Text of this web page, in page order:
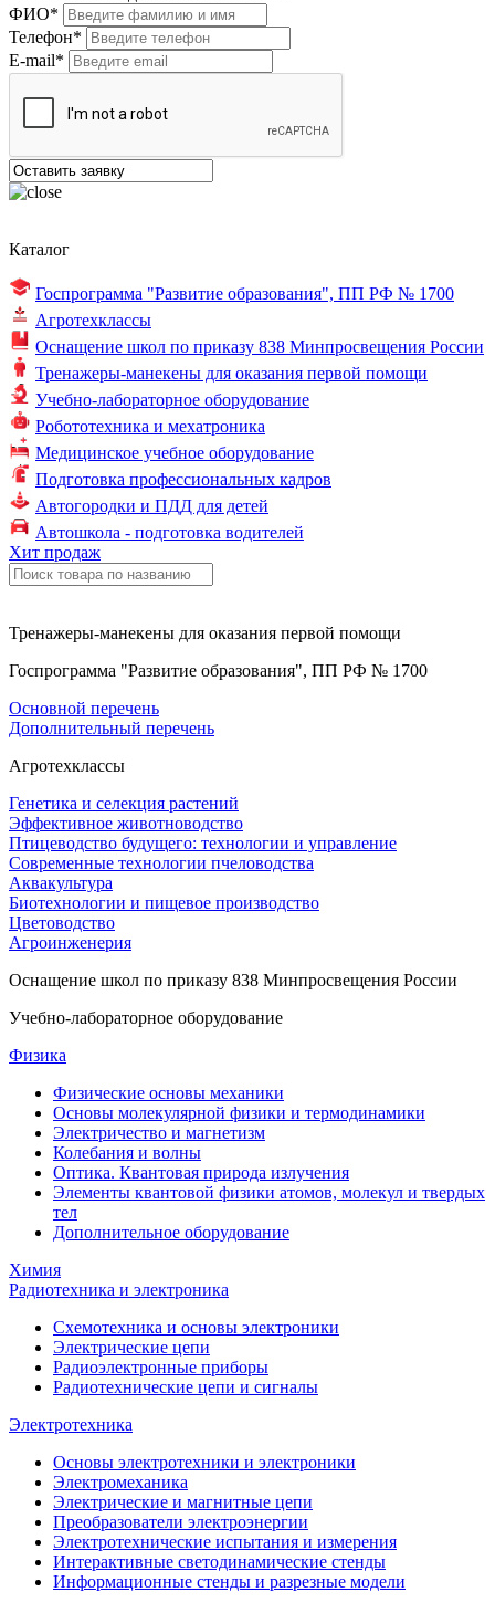
ФИО*
Телефон*
E-mail*
Каталог
Госпрограмма "Развитие образования", ПП РФ № 1700
Агротехклассы
Оснащение школ по приказу 838 Минпросвещения России
Тренажеры-манекены для оказания первой помощи
Учебно-лабораторное оборудование
Робототехника и мехатроника
Медицинское учебное оборудование
Подготовка профессиональных кадров
Автогородки и ПДД для детей
Автошкола - подготовка водителей
Хит продаж
Тренажеры-манекены для оказания первой помощи
Госпрограмма "Развитие образования", ПП РФ № 1700
Основной перечень
Дополнительный перечень
Агротехклассы
Генетика и селекция растений
Эффективное животноводство
Птицеводство будущего: технологии и управление
Современные технологии пчеловодства
Аквакультура
Биотехнологии и пищевое производство
Цветоводство
Агроинженерия
Оснащение школ по приказу 838 Минпросвещения России
Учебно-лабораторное оборудование
Физика
Физические основы механики
Основы молекулярной физики и термодинамики
Электричество и магнетизм
Колебания и волны
Оптика. Квантовая природа излучения
Элементы квантовой физики атомов, молекул и твердых
тел
Дополнительное оборудование
Химия
Радиотехника и электроника
Схемотехника и основы электроники
Электрические цепи
Радиоэлектронные приборы
Радиотехнические цепи и сигналы
Электротехника
Основы электротехники и электроники
Электромеханика
Электрические и магнитные цепи
Преобразователи электроэнергии
Электротехнические испытания и измерения
Интерактивные светодинамические стенды
Информационные стенды и разрезные модели